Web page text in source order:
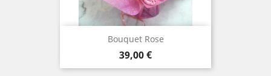
Bouquet Rose
Prix
39,00 €